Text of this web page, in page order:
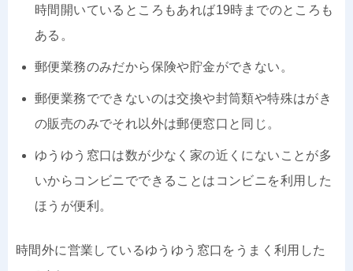
時間開いているところもあれば19時までのところも
ある。
郵便業務のみだから保険や貯金ができない。
郵便業務でできないのは交換や封筒類や特殊はがき
の販売のみでそれ以外は郵便窓口と同じ。
ゆうゆう窓口は数が少なく家の近くにないことが多
いからコンビニでできることはコンビニを利用した
ほうが便利。
時間外に営業しているゆうゆう窓口をうまく利用した